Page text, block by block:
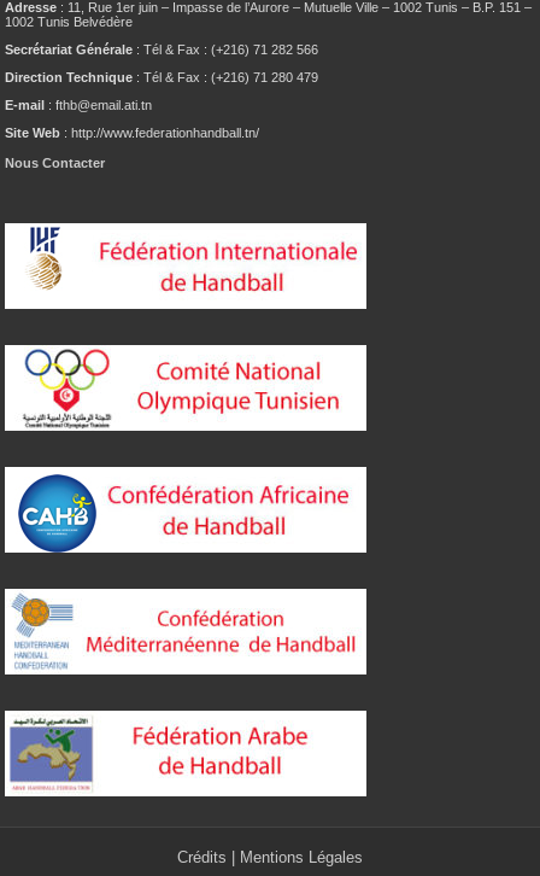
Adresse : 11, Rue 1er juin – Impasse de l’Aurore – Mutuelle Ville – 1002 Tunis – B.P. 151 –
1002 Tunis Belvédère
Secrétariat Générale : Tél & Fax : (+216) 71 282 566
Direction Technique : Tél & Fax : (+216) 71 280 479
E-mail : fthb@email.ati.tn
Site Web : http://www.federationhandball.tn/
Nous Contacter
Crédits | Mentions Légales